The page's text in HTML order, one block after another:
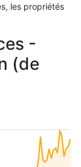
les propriétés
-
(de